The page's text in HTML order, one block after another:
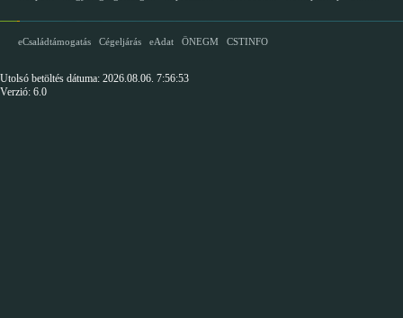
eCsaládtámogatás Cégeljárás eAdat ÖNEGM CSTINFO
Utolsó betöltés dátuma: 2026.08.06. 7:56:53
Verzió: 6.0